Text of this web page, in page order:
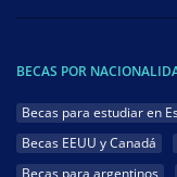
BECAS POR
Becas para estudiar en
Becas EEUU y Canadá
Becas para argentinos